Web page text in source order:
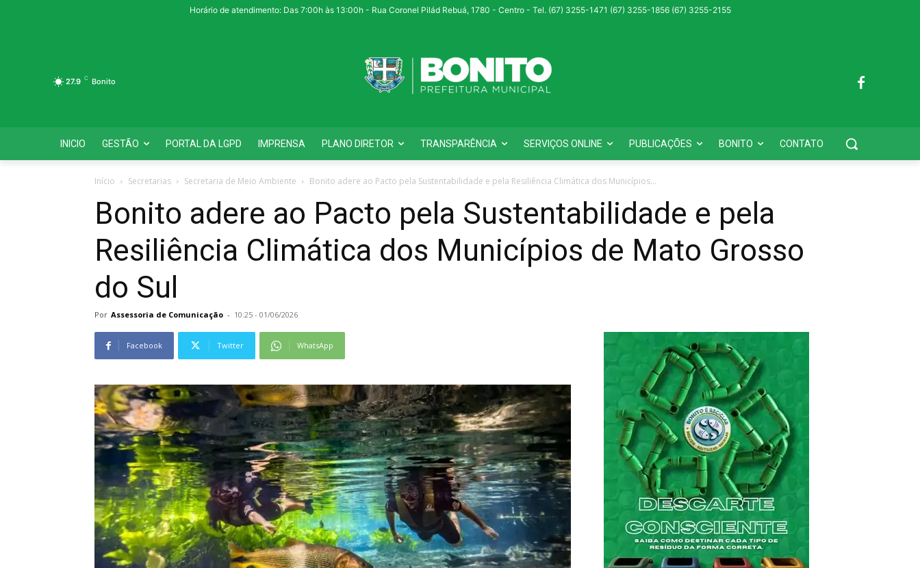
Horário de atendimento: Das 7:00h às 13:00h - Rua Coronel Pilád Rebuá, 1780 - Centro - Tel. (67) 3255-1471 (67) 3255-1856 (67) 3255-2155
27.9 C Bonito
INICIO GESTÃO PORTAL DA LGPD IMPRENSA PLANO DIRETOR TRANSPARÊNCIA SERVIÇOS ONLINE PUBLICAÇÕES BONITO CONTATO
Início Secretarias Secretaria de Meio Ambiente Bonito adere ao Pacto pela Sustentabilidade e pela Resiliência Climática dos Municípios...
Bonito adere ao Pacto pela Sustentabilidade e pela
Resiliência Climática dos Municípios de Mato Grosso
do Sul
Por Assessoria de Comunicação - 10:25 - 01/06/2026
Facebook Twitter WhatsApp